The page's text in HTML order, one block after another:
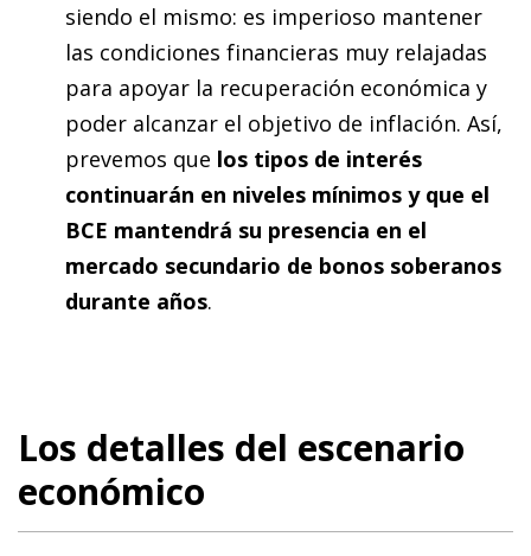
siendo el mismo: es imperioso mantener
las condiciones financieras muy relajadas
para apoyar la recuperación económica y
poder alcanzar el objetivo de inflación. Así,
prevemos que los tipos de interés
continuarán en niveles mínimos y que el
BCE mantendrá su presencia en el
mercado secundario de bonos soberanos
durante años.
Los detalles del escenario
económico